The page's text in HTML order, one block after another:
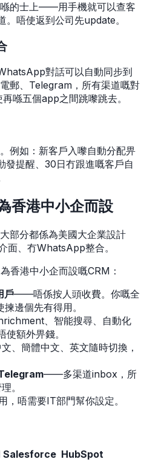
的士上——用手機就可以查客
。唔使返到公司先update。
對話可以自動同步到
郵、Telegram，所有渠道嘅對
喺五個app之間跳嚟跳去。
例如：新客戶入嚟自動分配畀
發提醒、30日冇跟進嘅客戶自
港中小企而設
部分都係為美國大企業設計
、冇WhatsApp整合。
香港中小企而設嘅CRM：
戶——唔係按人頭收費。你嘅全
邊個先有得用。
、智能搜尋、自動化
額外畀錢。
、簡體中文、英文隨時切換，
——多渠道inbox，所
。
唔需要IT部門幫你設定。
Salesforce HubSpot